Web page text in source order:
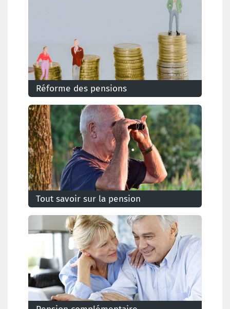
Réforme des pensions
Découvrez ce qui va changer pour votre pension
en 2027
Tout savoir sur la pension
dans le secteur privé